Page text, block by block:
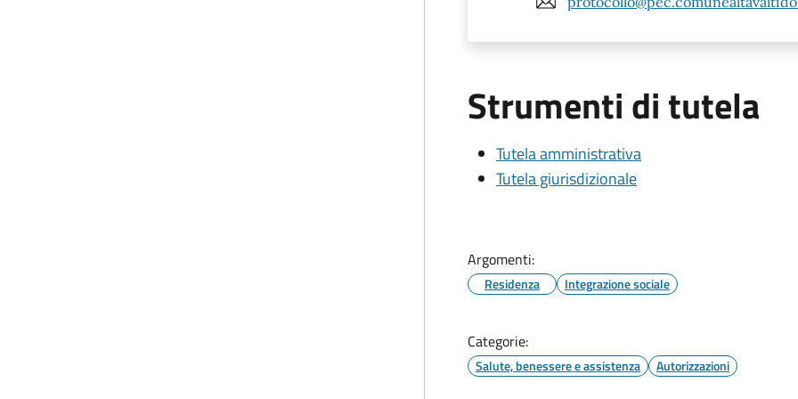
Strumenti di tutela
Tutela amministrativa
Tutela giurisdizionale
Argomenti:
Residenza Integrazione sociale
Categorie:
Salute, benessere e assistenza Autorizzazioni